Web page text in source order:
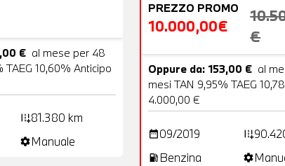
€ al mese per 48
TAEG 10,60% Anticipo
add_road81.380 km
settingsManuale
PREZZO PROMO
10.000,00€
€
Oppure da: 153,00 € al
mesi TAN 9,95% TAEG
4.000,00 €
date_range09/2019 add_road
local_gas_station Benzina settings